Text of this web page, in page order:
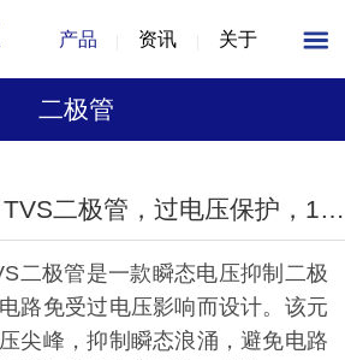
产品 资讯 关于
二极管
1/1
LESD5Z12T1G - TVS二极管，过电压保护，12V，SOD-523封装
二极管是一款瞬态电压抑制二极
路免受过电压影响而设计。该元
尖峰，抑制瞬态浪涌，避免电路